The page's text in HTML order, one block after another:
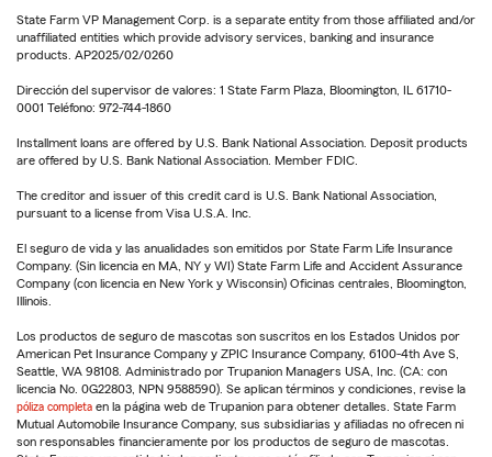
State Farm VP Management Corp. is a separate entity from those affiliated and/or
unaffiliated entities which provide advisory services, banking and insurance
products. AP2025/02/0260
Dirección del supervisor de valores: 1 State Farm Plaza, Bloomington, IL 61710-
0001 Teléfono: 972-744-1860
Installment loans are offered by U.S. Bank National Association. Deposit products
are offered by U.S. Bank National Association. Member FDIC.
The creditor and issuer of this credit card is U.S. Bank National Association,
pursuant to a license from Visa U.S.A. Inc.
El seguro de vida y las anualidades son emitidos por State Farm Life Insurance
Company. (Sin licencia en MA, NY y WI) State Farm Life and Accident Assurance
Company (con licencia en New York y Wisconsin) Oficinas centrales, Bloomington,
Illinois.
Los productos de seguro de mascotas son suscritos en los Estados Unidos por
American Pet Insurance Company y ZPIC Insurance Company, 6100-4th Ave S,
Seattle, WA 98108. Administrado por Trupanion Managers USA, Inc. (CA: con
licencia No. 0G22803, NPN 9588590). Se aplican términos y condiciones, revise la
póliza completa en la página web de Trupanion para obtener detalles. State Farm
Mutual Automobile Insurance Company, sus subsidiarias y afiliadas no ofrecen ni
son responsables financieramente por los productos de seguro de mascotas.